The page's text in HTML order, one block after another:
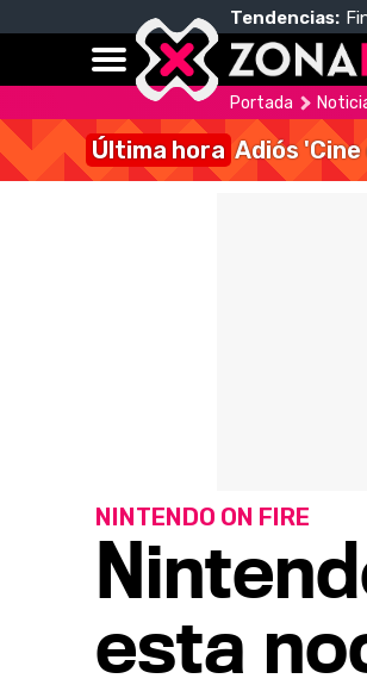
Tendencias:
Portada
Última hora Adiós
esta
NINTENDO ON FIRE